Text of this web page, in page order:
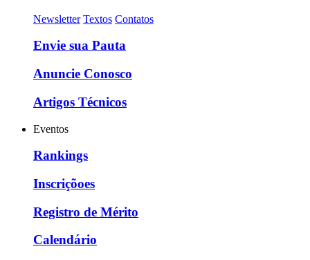
Newsletter Textos Contatos
Envie sua Pauta
Anuncie Conosco
Artigos Técnicos
Eventos
Rankings
Inscriçõoes
Registro de Mérito
Calendário